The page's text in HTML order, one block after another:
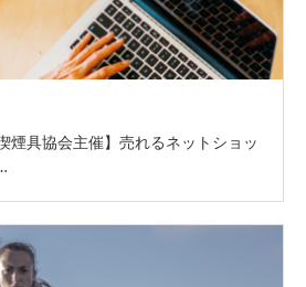
煙具協会主催】売れるネットショッ